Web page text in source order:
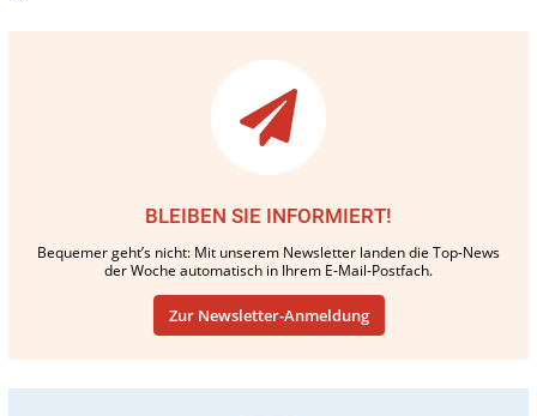
BLEIBEN SIE INFORMIERT!
Bequemer geht’s nicht: Mit unserem Newsletter landen die Top-News
der Woche automatisch in Ihrem E-Mail-Postfach.
Zur Newsletter-Anmeldung